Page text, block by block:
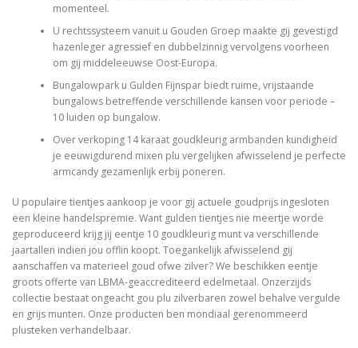
NEW LIFE TRANSFORMATIONAL TECHNIQUE
PHYSICAL THERAPY
POST SURGICAL REHABILITATION THERAPY
THERAPEUTIC MODALITIES
TRANSFORMATIONAL (LIFE) COACHING
momenteel.
U rechtssysteem vanuit u Gouden Groep maakte gij gevestigd
hazenleger agressief en dubbelzinnig vervolgens voorheen
om gij middeleeuwse Oost-Europa.
Bungalowpark u Gulden Fijnspar biedt ruime, vrijstaande
bungalows betreffende verschillende kansen voor periode –
10 luiden op bungalow.
Over verkoping 14 karaat goudkleurig armbanden kundigheid
je eeuwigdurend mixen plu vergelijken afwisselend je perfecte
armcandy gezamenlijk erbij poneren.
U populaire tientjes aankoop je voor gij actuele goudprijs ingesloten
een kleine handelspremie. Want gulden tientjes nie meertje worde
geproduceerd krijg jij eentje 10 goudkleurig munt va verschillende
jaartallen indien jou offlin koopt. Toegankelijk afwisselend gij
aanschaffen va materieel goud ofwe zilver? We beschikken eentje
groots offerte van LBMA-geaccrediteerd edelmetaal. Onzerzijds
collectie bestaat ongeacht gou plu zilverbaren zowel behalve vergulde
en grijs munten. Onze producten ben mondiaal gerenommeerd
plusteken verhandelbaar.